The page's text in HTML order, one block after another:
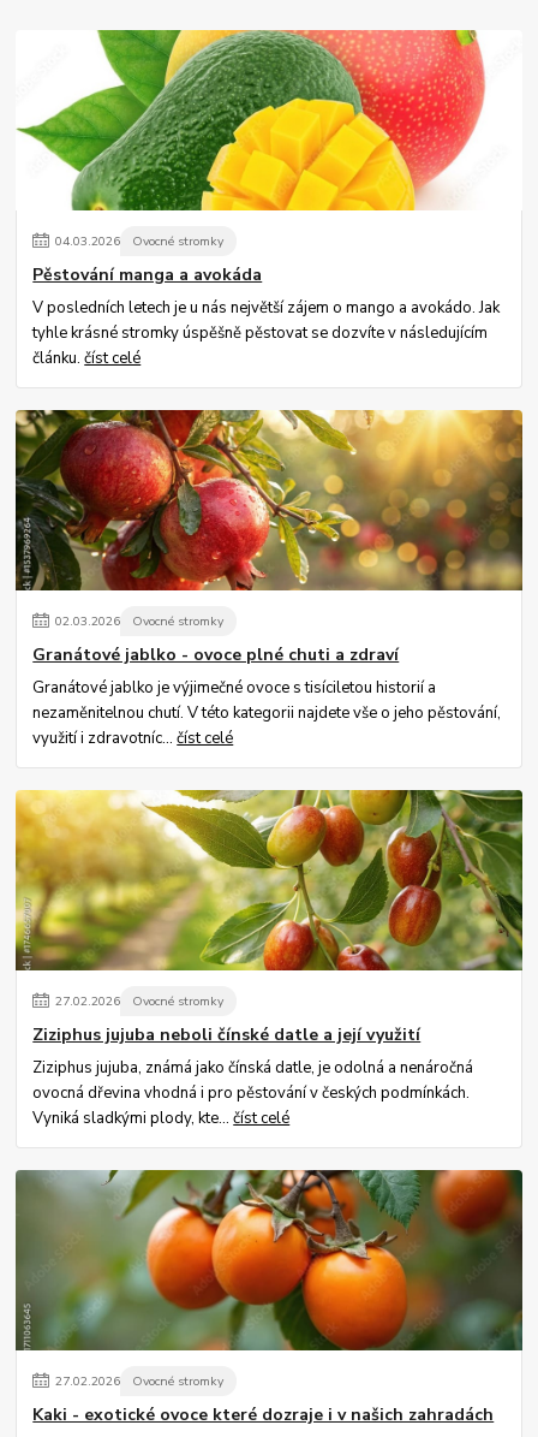
04.03.2026 Ovocné stromky
Pěstování manga a avokáda
V posledních letech je u nás největší zájem o mango a avokádo. Jak
tyhle krásné stromky úspěšně pěstovat se dozvíte v následujícím
článku.číst celé
02.03.2026 Ovocné stromky
Granátové jablko - ovoce plné chuti a zdraví
Granátové jablko je výjimečné ovoce s tisíciletou historií a
nezaměnitelnou chutí. V této kategorii najdete vše o jeho pěstování,
využití i zdravotníc...číst celé
27.02.2026 Ovocné stromky
Ziziphus jujuba neboli čínské datle a její využití
Ziziphus jujuba, známá jako čínská datle, je odolná a nenáročná
ovocná dřevina vhodná i pro pěstování v českých podmínkách.
Vyniká sladkými plody, kte...číst celé
27.02.2026 Ovocné stromky
Kaki - exotické ovoce které dozraje i v našich zahradách